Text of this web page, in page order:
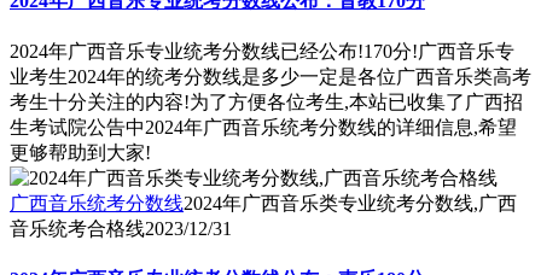
2024年广西音乐专业统考分数线已经公布!170分!广西音乐专
业考生2024年的统考分数线是多少一定是各位广西音乐类高考
考生十分关注的内容!为了方便各位考生,本站已收集了广西招
生考试院公告中2024年广西音乐统考分数线的详细信息,希望
更够帮助到大家!
广西音乐统考分数线2024年广西音乐类专业统考分数线,广西
音乐统考合格线2023/12/31